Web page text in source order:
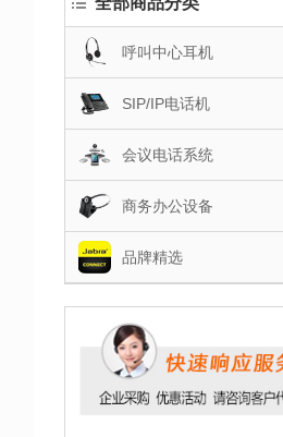
呼叫中心耳机
SIP/IP电话机
会议电话系统
商务办公设备
品牌精选